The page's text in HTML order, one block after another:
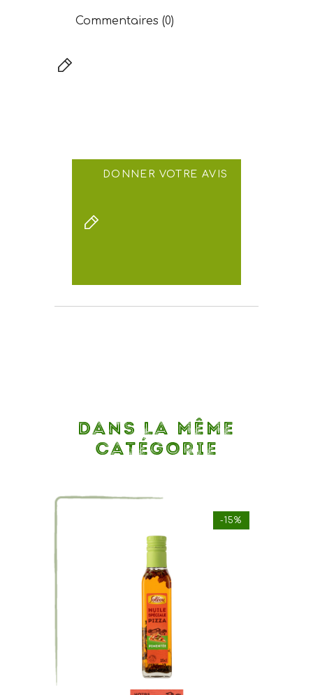
Commentaires (0)
DONNER VOTRE AVIS
DANS LA MÊME
CATÉGORIE
-15%